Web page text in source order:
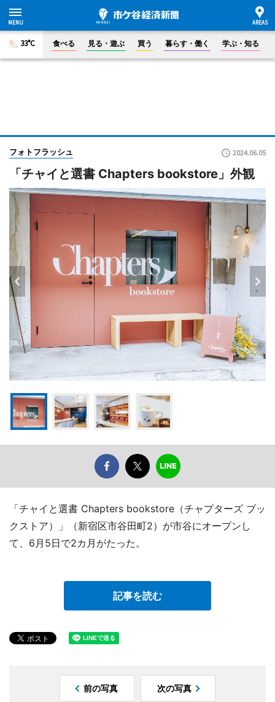
33°C 食べる 見る・遊ぶ 買う 暮らす・働く 学ぶ・知る
フォトフラッシュ 2024.06.05
「チャイと選書 Chapters bookstore」外観
「チャイと選書 Chapters bookstore（チャプターズ ブッ
クストア）」（新宿区市谷田町2）が市谷にオープンし
て、6月5日で2カ月がたった。
記事を読む
前の写真 次の写真